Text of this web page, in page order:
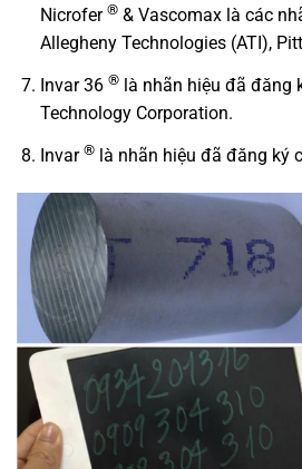
Nicrofer ®& Vascomax là các
Allegheny Technologies (ATI),
Invar 36 ®là nhãn hiệu đã đăng
Technology Corporation.
Invar ®là nhãn hiệu đã đăng ký